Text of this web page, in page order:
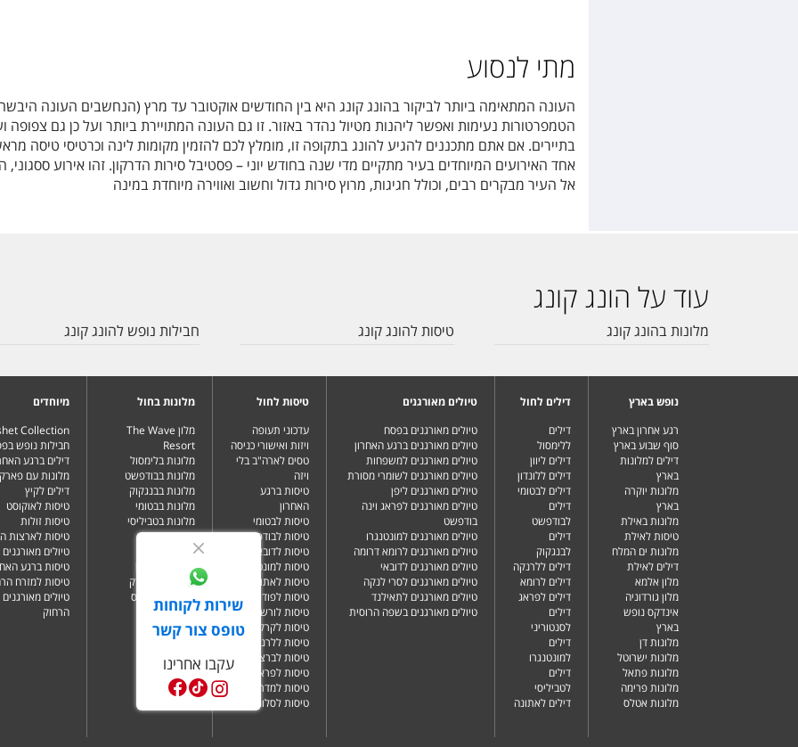
שירות לקוחות
טופס צור קשר
עקבו אחרינו
מתי לנסוע
העונה המתאימה ביותר לביקור בהונג קונג היא בין החודשים אוקטובר עד מרץ (הנחשבים העונה
הטמפרטורות נעימות ואפשר ליהנות מטיול נהדר באזור. זו גם העונה המתויירת ביותר ועל כן גם צפופה
בתיירים. אם אתם מתכננים להגיע להונג בתקופה זו, מומלץ לכם להזמין מקומות לינה וכרטיסי טיסה
אחד האירועים המיוחדים בעיר מתקיים מדי שנה בחודש יוני – פסטיבל סירות הדרקון. זהו אירוע ססגוני,
אל העיר מבקרים רבים, וכולל חגיגות, מרוץ סירות גדול וחשוב ואווירה מיוחדת במינה
עוד על הונג קונג
מלונות בהונג קונג טיסות להונג קונג חבילות נופש להונג קונג
נופש בארץ
רגע אחרון בארץ
סוף שבוע בארץ
דילים למלונות
בארץ
מלונות יוקרה
בארץ
מלונות באילת
טיסות לאילת
מלונות ים המלח
דילים לאילת
מלון אלמא
מלון גורדוניה
אינדקס נופש
בארץ
מלונות דן
מלונות ישרוטל
מלונות פתאל
מלונות פרימה
מלונות אטלס
דילים לחול
דילים
ללימסול
דילים ליוון
דילים ללונדון
דילים לבטומי
דילים
לבודפשט
דילים
לבנגקוק
דילים ללרנקה
דילים לרומא
דילים לפראג
דילים
לסנטוריני
דילים
למונטנגרו
דילים
לטביליסי
דילים לאתונה
טיולים מאורגנים
טיולים מאורגנים בפסח
טיולים מאורגנים ברגע האחרון
טיולים מאורגנים למשפחות
טיולים מאורגנים לשומרי מסורת
טיולים מאורגנים ליפן
טיולים מאורגנים לפראג וינה
בודפשט
טיולים מאורגנים למונטנגרו
טיולים מאורגנים לרומא דרומה
טיולים מאורגנים לדובאי
טיולים מאורגנים לסרי לנקה
טיולים מאורגנים לתאילנד
טיולים מאורגנים בשפה הרוסית
טיסות לחול
עדכוני תעופה
ויזות ואישורי כניסה
טסים לארה"ב בלי
ויזה
טיסות ברגע
האחרון
טיסות לבטומי
טיסות לבודפשט
טיסות לדובאי
טיסות למונטנגרו
טיסות לאתונה
טיסות לפודגוריצה
טיסות לורשה
טיסות לקרקוב
טיסות ללרנקה
טיסות לברצלונה
טיסות לפראג
טיסות למדריד
טיסות לסלוניקי
מלונות בחול
מלון The Wave
Resort
מלונות בלימסול
מלונות בבודפשט
מלונות בבנגקוק
מלונות בבטומי
מלונות בטביליסי
מלונות בברלין
מלונות בדובאי
מלונות בלונדון
מלונות בניו יורק
מלונות בפאפוס
מיוחדים
Collection
חבילות נופש
דילים ברגע
מלונות עם
דילים לקיץ
טיסות לאוקוסט
טיסות זולות
טיסות לארצות
טיולים
טיסות ברגע
טיסות למזרח
טיולים
הרחוק